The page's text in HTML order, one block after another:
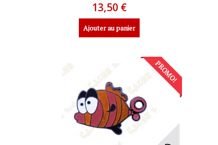
13,50 €
Ajouter au panier
PROMO!